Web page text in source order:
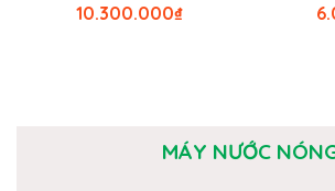
₫
10.300.000
MÁY NƯỚC